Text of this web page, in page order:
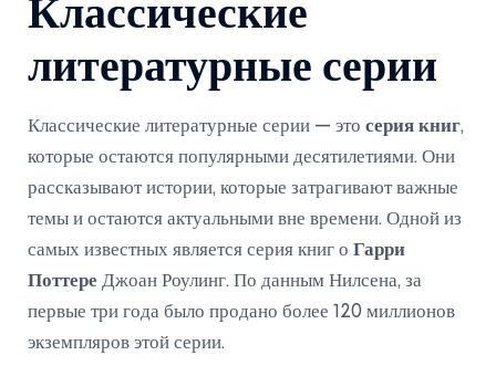
Классические
литературные серии
Классические литературные серии — это серия книг,
которые остаются популярными десятилетиями. Они
рассказывают истории, которые затрагивают важные
темы и остаются актуальными вне времени. Одной из
самых известных является серия книг о
Гарри
Поттере Джоан Роулинг. По данным Нилсена, за
первые три года было продано более 120 миллионов
экземпляров этой серии.